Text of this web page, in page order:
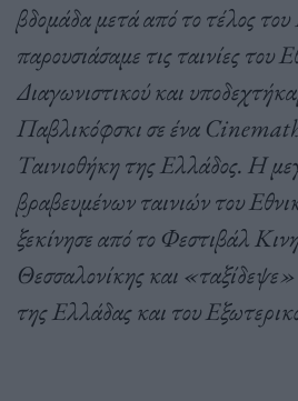
βδομάδα μετά από το τέλος
παρουσιάσαμε τις ταινίες του
Διαγωνιστικού και
Παβλικόφσκι σε ένα
Ταινιοθήκη της Ελλάδος. Η
βραβευμένων ταινιών του
ξεκίνησε από το Φεστιβάλ
Θεσσαλονίκης και
της Ελλάδας και του